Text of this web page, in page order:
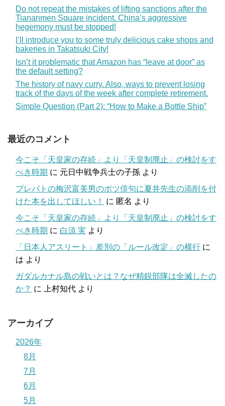
Do not repeat the mistakes of lifting sanctions after the
Tiananmen Square incident. China’s aggressive
hegemony must be stopped!
I’ll introduce you to some truly delicious cake shops and
bakeries in Takatsuki City!
Isn’t it problematic that Amazon has “leave at door” as
the default setting?
The history of navy curry. Also, ways to prevent losing
track of the days of the week after complete retirement.
Simple Question (Part 2): “How to Make a Bottle Ship”
最近のコメント
今こそ「天皇家の存続」より「天皇制廃止」の検討をす
べき時期 に 元日中戦争兵士の子孫 より
プレバトの梅沢富美男のボツ俳句に夏井先生の添削を付
けた本を出してほしい！
に 匿名 より
今こそ「天皇家の存続」より「天皇制廃止」の検討をす
べき時期 に 白須 実 より
「日本人アスリート」差別の「ルール改定」の横行 に
は より
ガダルカナル島の戦いとは？なぜ精鋭部隊は全滅したの
か？ に 上村知代 より
アーカイブ
2026年
8月
7月
6月
5月